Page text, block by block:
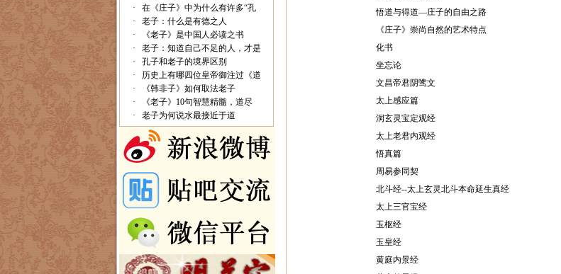
·
在《庄子》中为什么有许多“孔
·
老子：什么是有德之人
·
《老子》是中国人必读之书
·
老子：知道自己不足的人，才是
·
孔子和老子的境界区别
·
历史上有哪四位皇帝御注过《道
·
《韩非子》如何取法老子
·
《老子》10句智慧精髓，道尽
·
老子为何说水最接近于道
悟道与得道—庄子的自由之路
《庄子》崇尚自然的艺术特点
化书
坐忘论
文昌帝君阴骘文
太上感应篇
洞玄灵宝定观经
太上老君内观经
悟真篇
周易参同契
北斗经--太上玄灵北斗本命延生真经
太上三官宝经
玉枢经
玉皇经
黄庭内景经